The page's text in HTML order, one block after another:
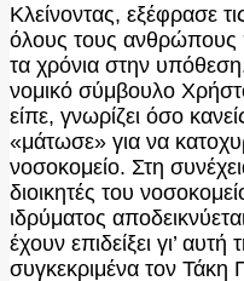
Κλείνοντας, εξέφρασε
όλους τους ανθρώπους
τα χρόνια στην
νομικό σύμβουλο
είπε, γνωρίζει όσο
«μάτωσε» για να
νοσοκομείο. Στη
διοικητές του
ιδρύματος
έχουν επιδείξει γι’
συγκεκριμένα τον